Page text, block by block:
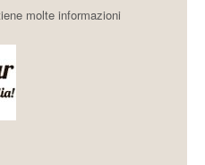
molte informazioni